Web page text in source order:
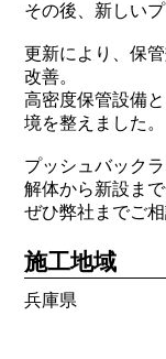
その後、新しい
更新により、保
改善。
高密度保管設備
境を整えました。
プッシュバック
解体から新設ま
ぜひ弊社までご相
施工地域
兵庫県